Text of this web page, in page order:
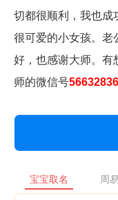
切都很顺利，我也成
很可爱的小女孩。老
好，也感谢大师。有
师的微信号56632836
宝宝取名 周